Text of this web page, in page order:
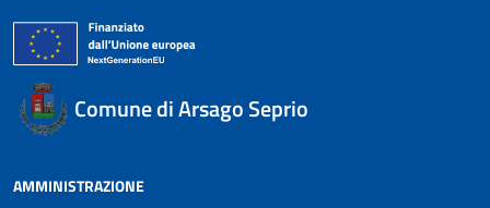
Comune di Arsago Seprio
AMMINISTRAZIONE